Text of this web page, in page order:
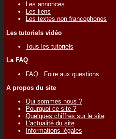
Les annonces
Les liens
Les textes non francophones
Les tutoriels vidéo
Tous les tutoriels
La FAQ
FAQ : Foire aux questions
A propos du site
Qui sommes nous ?
Pourquoi ce site ?
Quelques chiffres sur le site
L'actualité du site
Informations légales